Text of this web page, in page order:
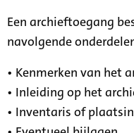
Een archieftoegang
navolgende
• Kenmerken van het
• Inleiding op het
• Inventaris of